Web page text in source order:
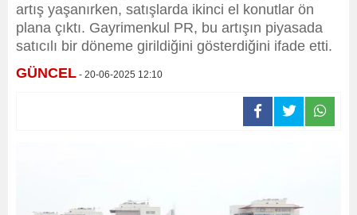
artış yaşanırken, satışlarda ikinci el konutlar ön
plana çıktı. Gayrimenkul PR, bu artışın piyasada
satıcılı bir döneme girildiğini gösterdiğini ifade etti.
GÜNCEL - 20-06-2025 12:10